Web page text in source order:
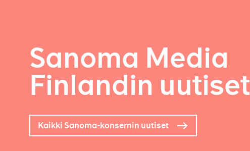
Sanoma Media
Finlandin uutiset
Kaikki Sanoma-konsernin uutiset